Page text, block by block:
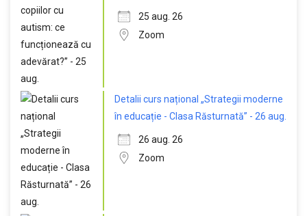
25 aug. 26
Zoom
Detalii curs național „Strategii moderne
în educație - Clasa Răsturnată” - 26 aug.
26 aug. 26
Zoom